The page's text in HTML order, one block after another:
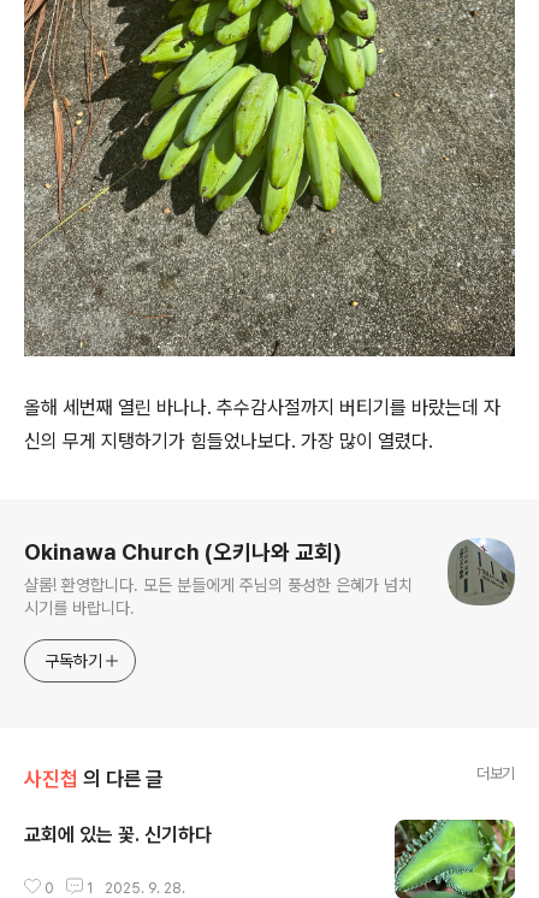
올해 세번째 열린 바나나. 추수감사절까지 버티기를 바랐는데 자
신의 무게 지탱하기가 힘들었나보다. 가장 많이 열렸다.
Okinawa Church (오키나와 교회)
샬롬! 환영합니다. 모든 분들에게 주님의 풍성한 은혜가 넘치
시기를 바랍니다.
구독하기
사진첩 의 다른 글 더보기
교회에 있는 꽃. 신기하다
0 1 2025. 9. 28.